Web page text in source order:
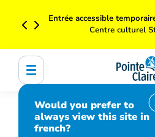
Entrée accessible
Centre culturel
Would you prefer to
always view this site in
french?
Accueil
Bibliothèque, culture,
Programmation et inscription